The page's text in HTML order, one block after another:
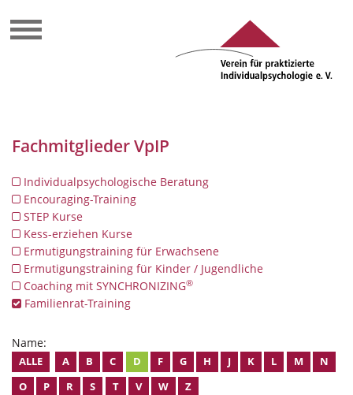
Fachmitglieder VpIP
Individualpsychologische Beratung
Encouraging-Training
STEP Kurse
Kess-erziehen Kurse
Ermutigungstraining für Erwachsene
Ermutigungstraining für Kinder / Jugendliche
Coaching mit SYNCHRONIZING®
Familienrat-Training
Name:
ALLE A B C D F G H J K L M
N
O
P R S T V W Z